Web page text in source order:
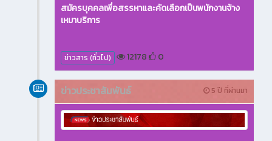
สมัครบุคคลเพื่อสรรหาและคัดเลือกเป็นพนักงานจ้าง
เหมาบริการ
ข่าวสาร (ทั่วไป) 12178 0
5 ปี ที่ผ่านมา
ข่าวประชาสัมพันธ์